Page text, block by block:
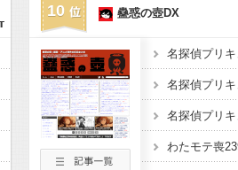
10 蠱惑の壺DX